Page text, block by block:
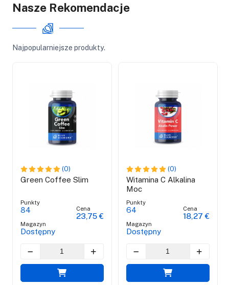
Nasze Rekomendacje
Najpopularniejsze produkty.
(0)
Green Coffee Slim
Punkty
84
Magazyn
Dostępny
Cena
23,75 €
(0)
Witamina C Alkalina
Moc
Punkty
64
Magazyn
Dostępny
Cena
18,27 €